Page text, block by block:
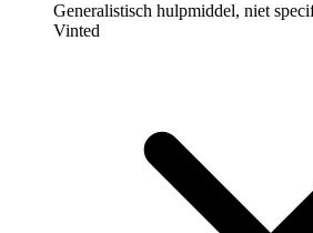
Generalistisch hulpmiddel, niet
Vinted